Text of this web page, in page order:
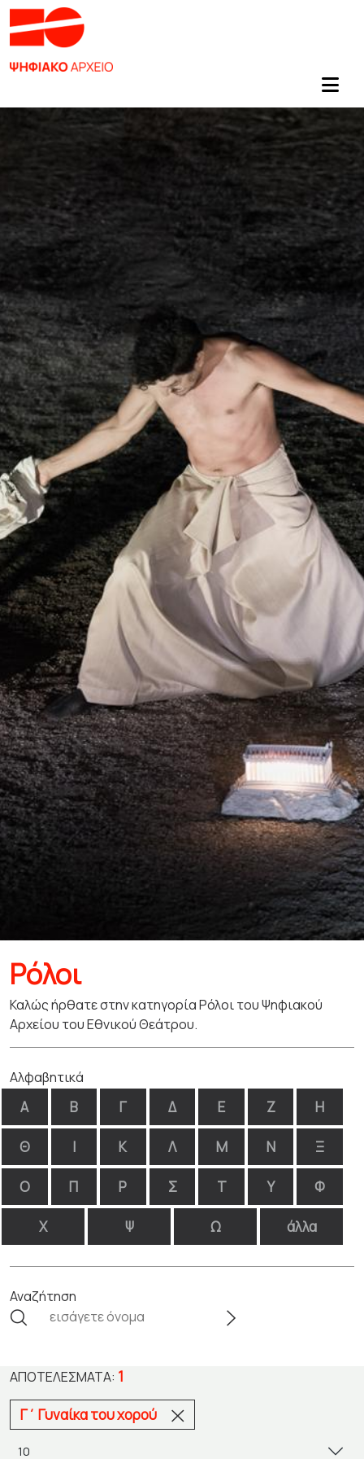
Ρόλοι
Καλώς ήρθατε στην κατηγορία Ρόλοι του Ψηφιακού
Αρχείου του Εθνικού Θεάτρου.
Αλφαβητικά
Α Β Γ Δ Ε Ζ Η
Θ Ι Κ Λ Μ Ν Ξ
Ο Π Ρ Σ Τ Υ Φ
Χ Ψ Ω άλλα
Αναζήτηση
ΑΠΟΤΕΛΈΣΜΑΤΑ: 1
Γ΄ Γυναίκα του χορού